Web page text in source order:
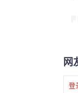
网
登